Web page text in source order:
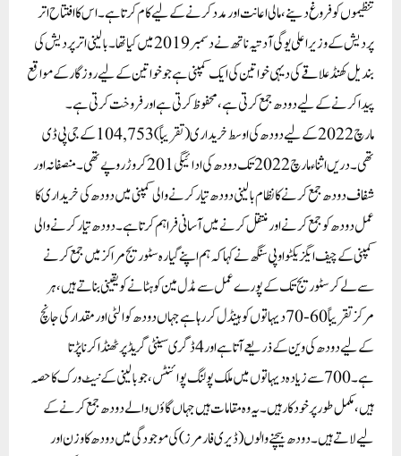
تنظیموں کو فروغ دینے، مالی اعانت اور مدد کرنے کے لیے کام کرتا ہے۔ اس کا افتتاح اتر
پردیش کے وزیر اعلی یوگی آدتیہ ناتھ نے دسمبر 2019 میں کیا تھا۔بالینی اتر پردیش کی
بندیل کھنڈ علاقے کی دیہی خواتین کی ایک کمپنی ہے جو خواتین کے لیے روزگار کے مواقع
پیدا کرنے کے لیے دودھ جمع کرتی ہے، محفوظ کرتی ہے اور فروخت کرتی ہے۔
مارچ 2022 کے لیے دودھ کی اوسط خریداری (تقریباً) 104,753 کے جی پی ڈی
تھی۔ دریں اثناء مارچ 2022 تک دودھ کی ادائیگی201 کروڑ روپے تھی۔منصفانہ اور
شفاف دودھ جمع کرنے کا نظام بالینی دودھ تیار کرنے والی کمپنی میں دودھ کی خریداری کا
عمل دودھ کو جمع کرنے اور منتقل کرنے میں آسانی فراہم کرتا ہے۔ دودھ تیار کرنے والی
کمپنی کے چیف ایگزیکٹو او پی سنگھ نے کہا کہ ہم اپنے گیارہ سٹوریج مراکز میں جمع کرنے
سے لے کر سٹوریج تک کے پورے عمل سے مڈل مین کو ہٹانے کو یقینی بناتے ہیں، ہر
مرکز تقریباً 60-70 دیہاتوں کو ہینڈل کر رہا ہے جہاں دودھ کوالٹی اور مقدار کی جانچ
کے لیے دودھ کی وین کے ذریعے آتا ہے اور 4 ڈگری سینٹی گریڈپر ٹھنڈا کرنا پڑتا
ہے۔ 700 سے زیادہ دیہاتوں میں ملک پولنگ پوائنٹس ، جو بالینی کے نیٹ ورک کا حصہ
ہیں، مکمل طور پر خودکار ہیں۔ یہ وہ مقامات ہیں جہاں گاؤں والے دودھ جمع کرنے کے
لیے لاتے ہیں۔ دودھ بیچنے والوں (ڈیری فارمرز) کی موجودگی میں دودھ کا وزن اور